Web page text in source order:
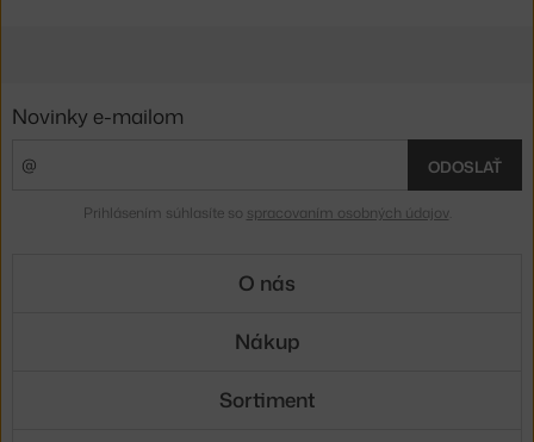
Novinky e-mailom
ODOSLAŤ
Prihlásením súhlasíte so spracovaním osobných údajov.
O nás
Nákup
Sortiment